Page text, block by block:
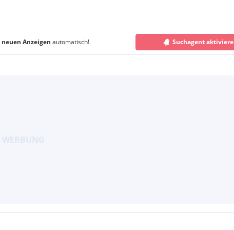
neuen Anzeigen automatisch! Suchagent